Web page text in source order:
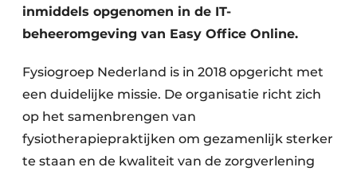
inmiddels opgenomen in de IT-
beheeromgeving van Easy Office Online.
Fysiogroep Nederland is in 2018 opgericht met
een duidelijke missie. De organisatie richt zich
op het samenbrengen van
fysiotherapiepraktijken om gezamenlijk sterker
te staan en de kwaliteit van de zorgverlening